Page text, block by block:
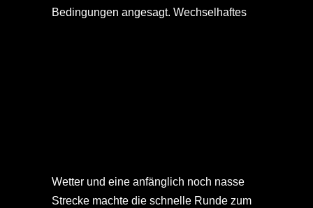
Bedingungen angesagt. Wechselhaftes
Wetter und eine anfänglich noch nasse
Strecke machte die schnelle Runde zum